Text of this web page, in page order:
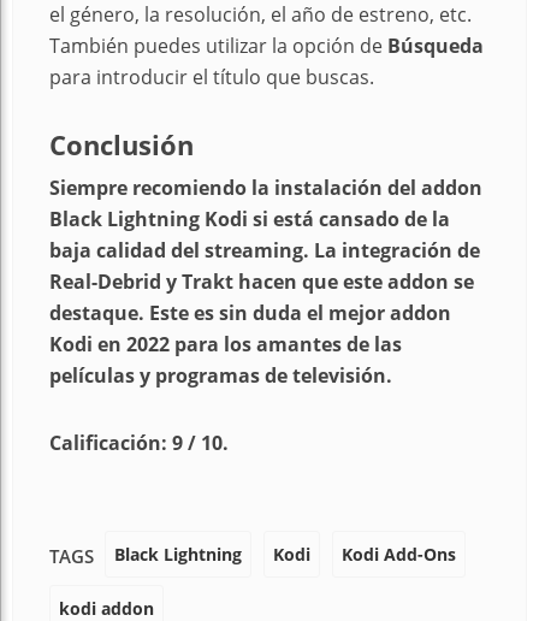
el género, la resolución, el año de estreno, etc.
También puedes utilizar la opción de Búsqueda
para introducir el título que buscas.
Conclusión
Siempre recomiendo la instalación del addon
Black Lightning Kodi si está cansado de la
baja calidad del streaming. La integración de
Real-Debrid y Trakt hacen que este addon se
destaque. Este es sin duda el mejor addon
Kodi en 2022 para los amantes de las
películas y programas de televisión.
Calificación: 9 / 10.
TAGS Black Lightning Kodi Kodi Add-Ons
kodi addon